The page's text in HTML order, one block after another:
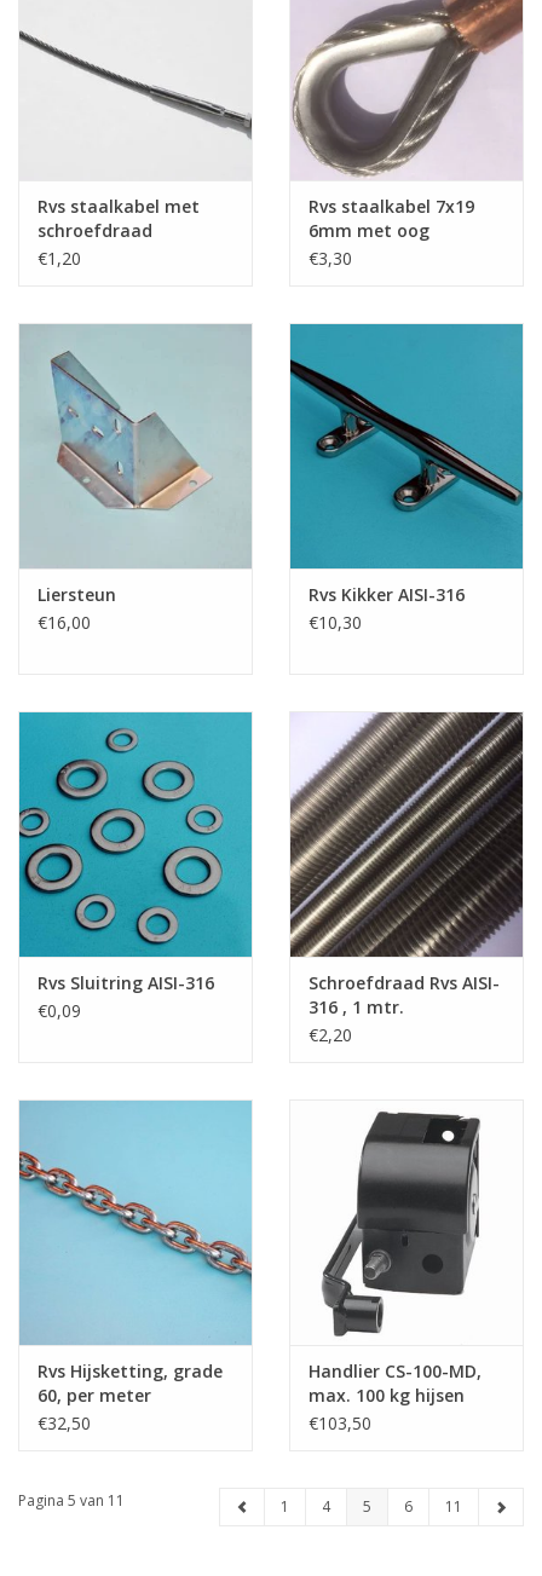
Rvs staalkabel met
schroefdraad
€1,20
Rvs staalkabel 7x19
6mm met oog
geklemd
€3,30
Liersteun
€16,00
Rvs Kikker AISI-316
€10,30
Rvs Sluitring AISI-316
€0,09
Schroefdraad Rvs AISI-
316 , 1 mtr.
€2,20
Rvs Hijsketting, grade
60, per meter
€32,50
Handlier CS-100-MD,
max. 100 kg hijsen
€103,50
Pagina 5 van 11 1 4 5 6 11